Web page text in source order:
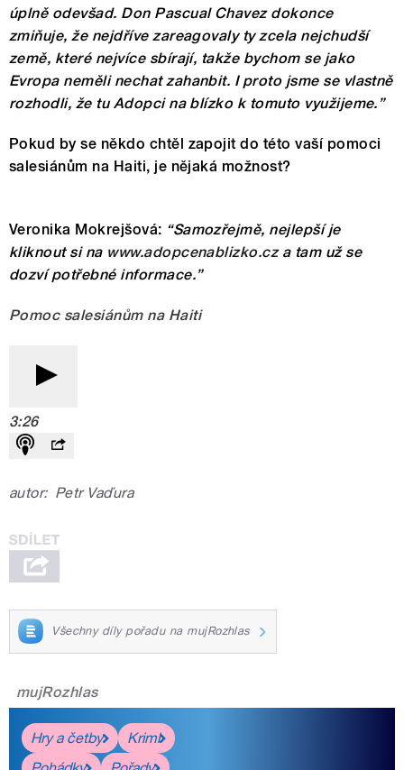
úplně odevšad. Don Pascual Chavez dokonce
zmiňuje, že nejdříve zareagovaly ty zcela nejchudší
země, které nejvíce sbírají, takže bychom se jako
Evropa neměli nechat zahanbit. I proto jsme se vlastně
rozhodli, že tu Adopci na blízko k tomuto využijeme.”
Pokud by se někdo chtěl zapojit do této vaší pomoci
salesiánům na Haiti, je nějaká možnost?
Veronika Mokrejšová: “Samozřejmě, nejlepší je
kliknout si na www.adopcenablizko.cza tam už se
dozví potřebné informace.”
Pomoc salesiánům na Haiti
3:26
autor: Petr Vaďura
Všechny díly pořadu na mujRozhlas
mujRozhlas
Hry a četby
Krimi